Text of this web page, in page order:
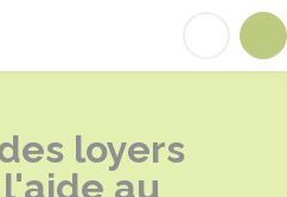
Hilaire-en-Lignières
loyers
au